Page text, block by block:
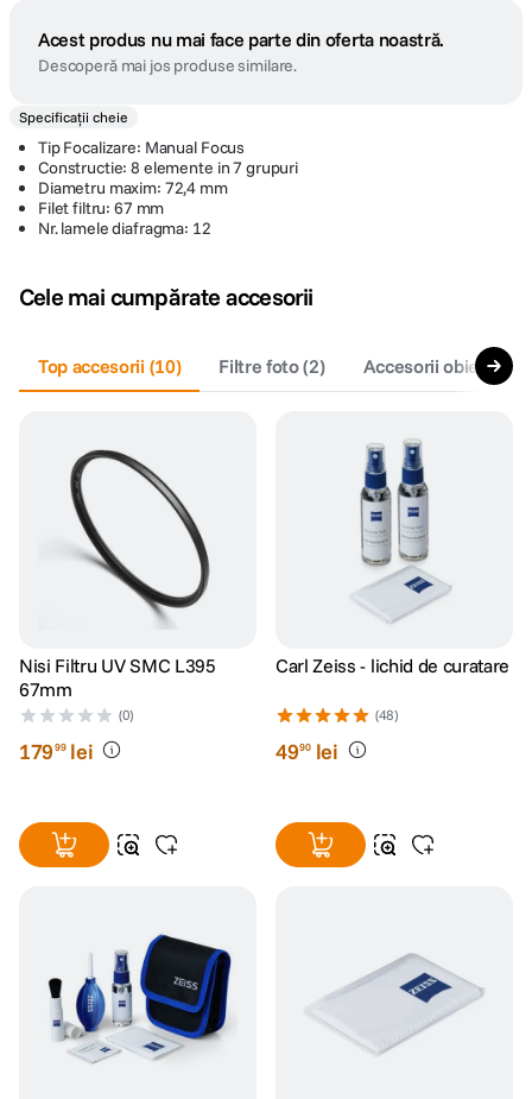
Acest produs nu mai face parte din oferta noastră.
Descoperă mai jos produse similare.
Specificații cheie
Tip Focalizare: Manual Focus
Constructie: 8 elemente in 7 grupuri
Diametru maxim: 72,4 mm
Filet filtru: 67 mm
Nr. lamele diafragma: 12
Cele mai cumpărate accesorii
Top accesorii (10) Filtre foto(2) Accesorii obiective
Nisi Filtru UV SMC L395
67mm
(0)
17999 lei
Carl Zeiss - lichid de curatare
(48)
4990 lei